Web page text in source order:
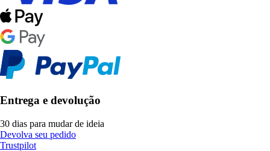
Entrega e devolução
30 dias para mudar de ideia
Devolva seu pedido
Trustpilot